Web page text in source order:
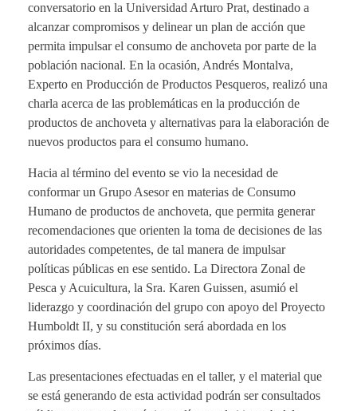
conversatorio en la Universidad Arturo Prat, destinado a
alcanzar compromisos y delinear un plan de acción que
permita impulsar el consumo de anchoveta por parte de la
población nacional. En la ocasión, Andrés Montalva,
Experto en Producción de Productos Pesqueros, realizó una
charla acerca de las problemáticas en la producción de
productos de anchoveta y alternativas para la elaboración de
nuevos productos para el consumo humano.
Hacia al término del evento se vio la necesidad de
conformar un Grupo Asesor en materias de Consumo
Humano de productos de anchoveta, que permita generar
recomendaciones que orienten la toma de decisiones de las
autoridades competentes, de tal manera de impulsar
políticas públicas en ese sentido. La Directora Zonal de
Pesca y Acuicultura, la Sra. Karen Guissen, asumió el
liderazgo y coordinación del grupo con apoyo del Proyecto
Humboldt II, y su constitución será abordada en los
próximos días.
Las presentaciones efectuadas en el taller, y el material que
se está generando de esta actividad podrán ser consultados